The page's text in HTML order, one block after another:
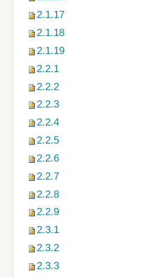
2.1.17
2.1.18
2.1.19
2.2.1
2.2.2
2.2.3
2.2.4
2.2.5
2.2.6
2.2.7
2.2.8
2.2.9
2.3.1
2.3.2
2.3.3